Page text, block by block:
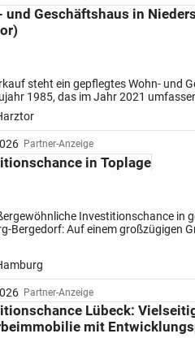
Kapitalanlage.
seltene Gelegenheit, ein
und
ideal für Investoren, die Wert
und Ertrag legen.
und Geschäftshaus in
steht ein gepflegtes Wohn- und
1985, das im Jahr 2021
wurde. Dabei wurden sowohl
Maßnahmen...
Partner-Anzeige
in Toplage
Investitionschance in
Bergedorf: Auf einem großzügigen
Partner-Anzeige
Lübeck:
mit